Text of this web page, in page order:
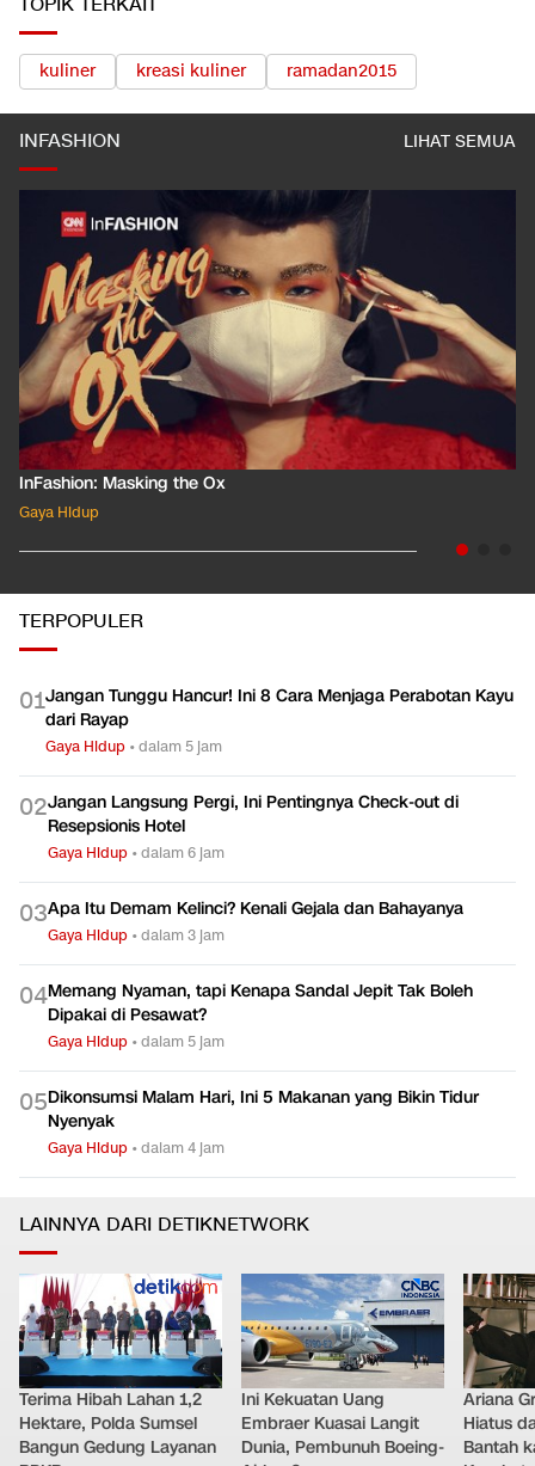
TOPIK TERKAIT
INFASHION
Gaya Hidup
TERPOPULER
0 1
dari Rayap
Gaya Hidup•dalam 5 jam
0 2
Resepsionis Hotel
Gaya Hidup •dalam 6 jam
03Apa Itu Demam Kelinci? Kenali Gejala dan Bahayanya
Gaya Hidup •dalam 3 jam
04
Dipakai di Pesawat?
Gaya Hidup
Gaya Hidup • dalam 4 jam
LAINNYA DARI DETIKNETWORK